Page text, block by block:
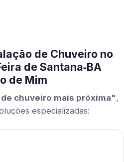
de Chuveiro no
de Santana‑BA
de Mim
chuveiro mais próxima",
especializadas: